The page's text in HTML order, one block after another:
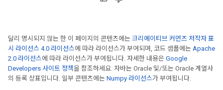
달리 명시되지 않는 한 이 페이지의 콘텐츠에는 크리에이티브 커먼즈 저작자 표
시 라이선스 4.0 라이선스에 따라 라이선스가 부여되며, 코드 샘플에는 Apache
2.0 라이선스에 따라 라이선스가 부여됩니다. 자세한 내용은 Google
Developers 사이트 정책을 참조하세요. 자바는 Oracle 및/또는 Oracle 계열사
의 등록 상표입니다. 일부 콘텐츠에는 Numpy 라이선스가 부여됩니다.